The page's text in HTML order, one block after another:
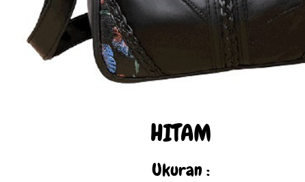
HITAM
Ukuran :